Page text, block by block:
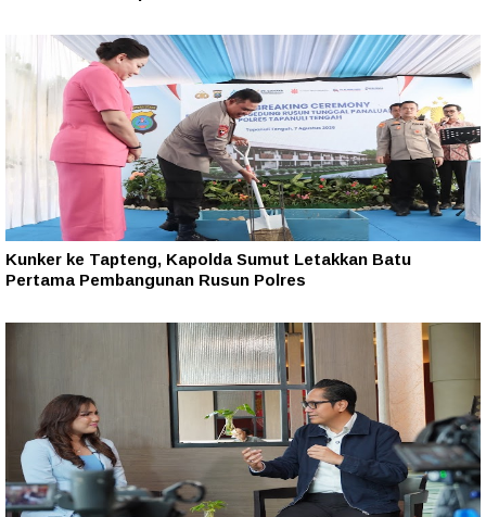
Kunker ke Tapteng, Kapolda Sumut Letakkan Batu
Pertama Pembangunan Rusun Polres